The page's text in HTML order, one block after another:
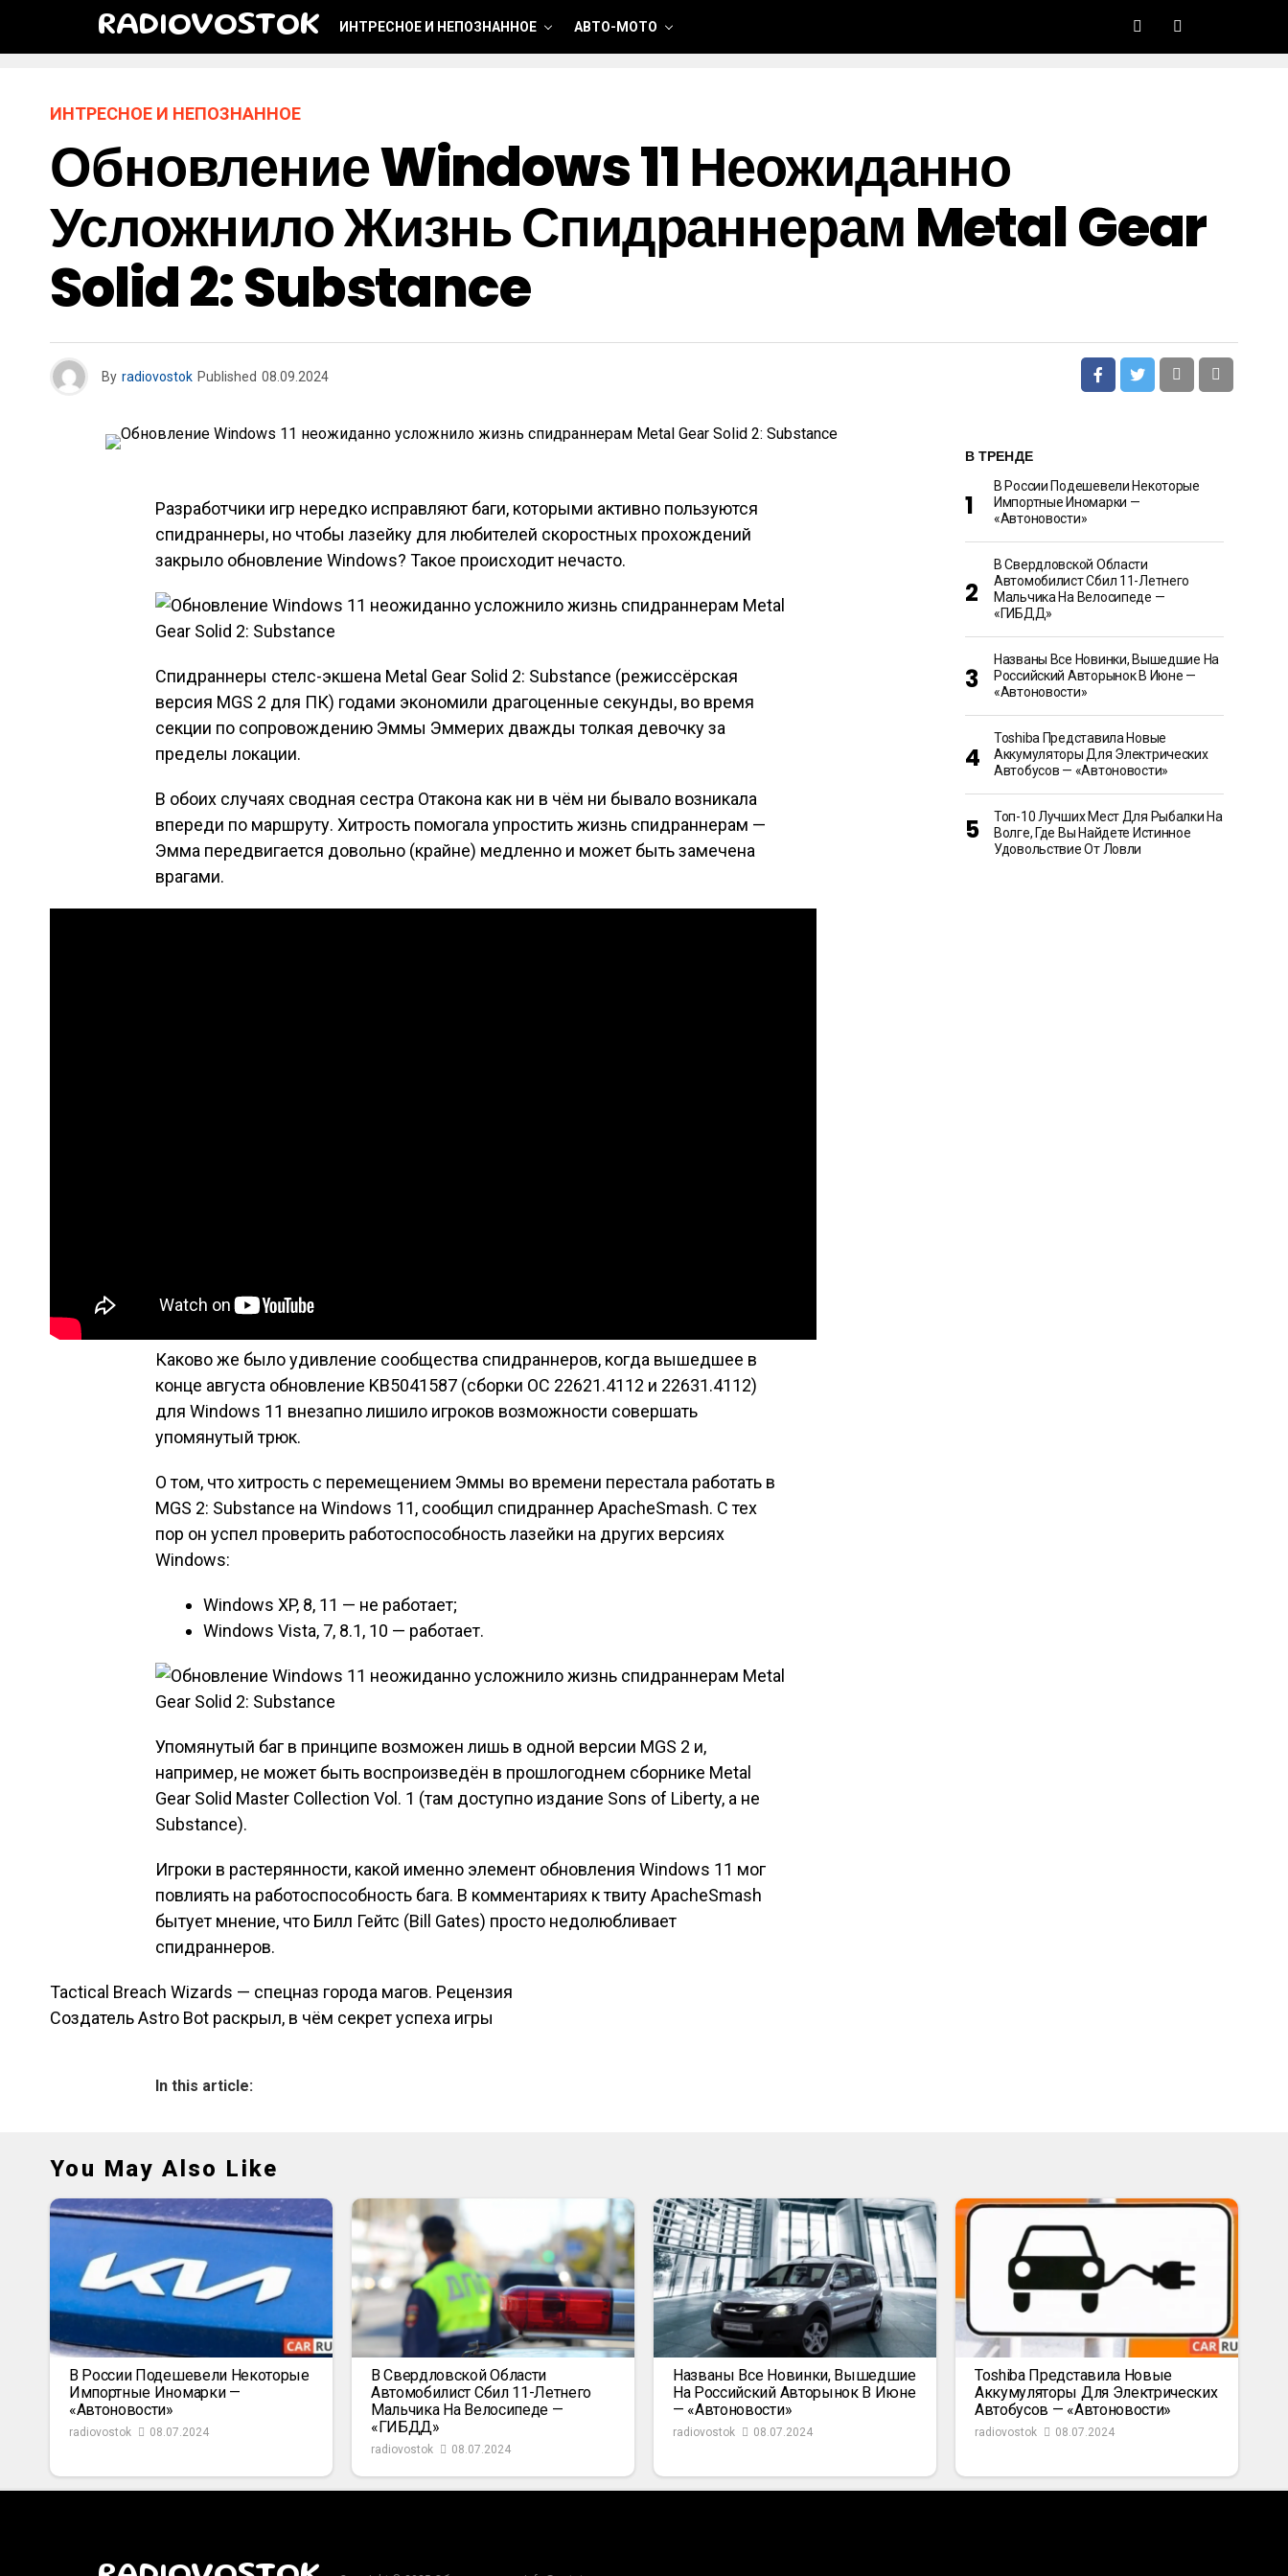
RADIOVOSTOK ИНТРЕСНОЕ И НЕПОЗНАННОЕ АВТО-МОТО
ИНТРЕСНОЕ И НЕПОЗНАННОЕ
Обновление Windows 11 Неожиданно
Усложнило Жизнь Спидраннерам Metal Gear
Solid 2: Substance
By radiovostok Published 08.09.2024
Разработчики игр нередко исправляют баги, которыми активно пользуются
спидраннеры, но чтобы лазейку для любителей скоростных прохождений
закрыло обновление Windows? Такое происходит нечасто.
Спидраннеры стелс-экшена Metal Gear Solid 2: Substance (режиссёрская
версия MGS 2 для ПК) годами экономили драгоценные секунды, во время
секции по сопровождению Эммы Эммерих дважды толкая девочку за
пределы локации.
В обоих случаях сводная сестра Отакона как ни в чём ни бывало возникала
впереди по маршруту. Хитрость помогала упростить жизнь спидраннерам —
Эмма передвигается довольно (крайне) медленно и может быть замечена
врагами.
Каково же было удивление сообщества спидраннеров, когда вышедшее в
конце августа обновление KB5041587 (сборки ОС 22621.4112 и 22631.4112)
для Windows 11 внезапно лишило игроков возможности совершать
упомянутый трюк.
О том, что хитрость с перемещением Эммы во времени перестала работать в
MGS 2: Substance на Windows 11, сообщил спидраннер ApacheSmash. С тех
пор он успел проверить работоспособность лазейки на других версиях
Windows:
Windows XP, 8, 11 — не работает;
Windows Vista, 7, 8.1, 10 — работает.
Упомянутый баг в принципе возможен лишь в одной версии MGS 2 и,
например, не может быть воспроизведён в прошлогоднем сборнике Metal
Gear Solid Master Collection Vol. 1 (там доступно издание Sons of Liberty, а не
Substance).
Игроки в растерянности, какой именно элемент обновления Windows 11 мог
повлиять на работоспособность бага. В комментариях к твиту ApacheSmash
бытует мнение, что Билл Гейтс (Bill Gates) просто недолюбливает
спидраннеров.
Навигация по записям
Tactical Breach Wizards — спецназ города магов. Рецензия
Создатель Astro Bot раскрыл, в чём секрет успеха игры
In this article:
В ТРЕНДЕ
В России Подешевели Некоторые
Импортные Иномарки —
«Автоновости»
В Свердловской Области
Автомобилист Сбил 11-Летнего
Мальчика На Велосипеде —
«ГИБДД»
Названы Все Новинки, Вышедшие На
Российский Авторынок В Июне —
«Автоновости»
Toshiba Представила Новые
Аккумуляторы Для Электрических
Автобусов — «Автоновости»
Топ-10 Лучших Мест Для Рыбалки На
Волге, Где Вы Найдете Истинное
Удовольствие От Ловли
You May Also Like
В России Подешевели Некоторые
Импортные Иномарки —
«Автоновости»
radiovostok 08.07.2024
В Свердловской Области
Автомобилист Сбил 11-Летнего
Мальчика На Велосипеде —
«ГИБДД»
radiovostok 08.07.2024
Названы Все Новинки, Вышедшие
На Российский Авторынок В Июне
— «Автоновости»
radiovostok 08.07.2024
Toshiba Представила Новые
Аккумуляторы Для Электрических
Автобусов — «Автоновости»
radiovostok 08.07.2024